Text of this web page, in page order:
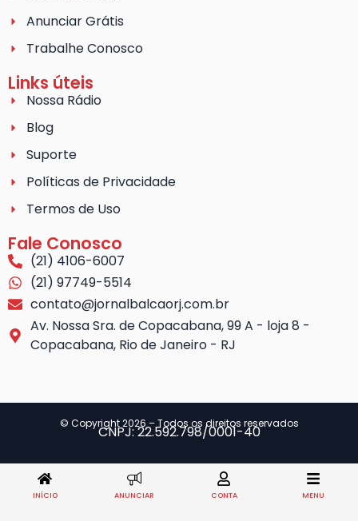
Anunciar Grátis
Trabalhe Conosco
Links úteis
Nossa Rádio
Blog
Suporte
Políticas de Privacidade
Termos de Uso
Fale Conosco
(21) 4106-6007
(21) 97749-5514
contato@jornalbalcaorj.com.br
Av. Nossa Sra. de Copacabana, 99 A - loja 8 -
Copacabana, Rio de Janeiro - RJ
© Copyright 2026 – Todos os direitos reservados
CNPJ: 22.592.798/0001-40
INÍCIO ANUNCIAR CONTA MENU